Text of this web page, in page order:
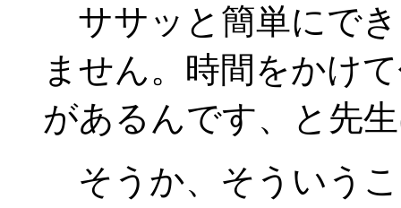
ササッと簡単にで
ません。時間をかけ
があるんです、と先
そうか、そういう